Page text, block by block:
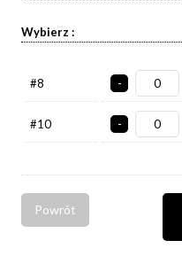
Wybierz :
#8 -
#10 -
Powrót